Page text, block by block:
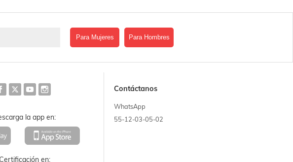
Para Mujeres Para Hombres
la app en:
Certificación en:
Contáctanos
WhatsApp
55-12-03-05-02